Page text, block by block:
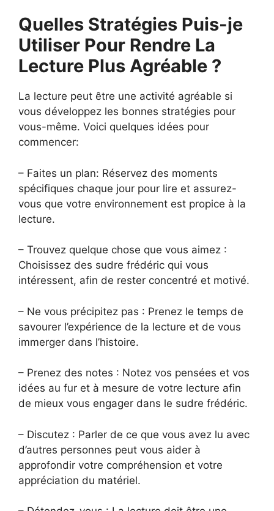
Quelles Stratégies Puis-je
Utiliser Pour Rendre La
Lecture Plus Agréable ?
La lecture peut être une activité agréable si
vous développez les bonnes stratégies pour
vous-même. Voici quelques idées pour
commencer:
– Faites un plan: Réservez des moments
spécifiques chaque jour pour lire et assurez-
vous que votre environnement est propice à la
lecture.
– Trouvez quelque chose que vous aimez :
Choisissez des sudre frédéric qui vous
intéressent, afin de rester concentré et motivé.
– Ne vous précipitez pas : Prenez le temps de
savourer l’expérience de la lecture et de vous
immerger dans l’histoire.
– Prenez des notes : Notez vos pensées et vos
idées au fur et à mesure de votre lecture afin
de mieux vous engager dans le sudre frédéric.
– Discutez : Parler de ce que vous avez lu avec
d’autres personnes peut vous aider à
approfondir votre compréhension et votre
appréciation du matériel.